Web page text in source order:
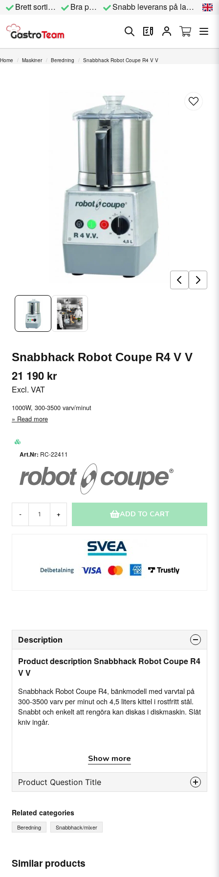
Brett sortiment Bra priser Snabb leverans på lagervara
Home Maskiner Beredning Snabbhack Robot Coupe R4 V V
Snabbhack Robot Coupe R4 V V
21 190 kr
Excl. VAT
1000W, 300-3500 varv/minut
Read more
RC-22411
- + ADD TO CART
Similar products
Description
Product description Snabbhack Robot Coupe R4
V V
Snabbhack Robot Coupe R4, bänkmodell med varvtal på
300-3500 varv per minut och 4,5 liters kittel i rostfritt stål.
Snabbt och enkelt att rengöra kan diskas i diskmaskin. Slät
kniv ingår.
Bordsmodell
Pulsfunktion
Anslutning: 230V. 50-60 Hz, 1-fas
Effekt: 1000 W
Show more
Product Question Title
Ask us something about this product...
Name
Related categories
Beredning Snabbhack/mixer